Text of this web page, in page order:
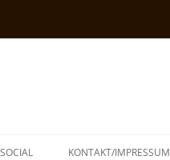
SOCIAL KONTAKT/IMPRESSUM